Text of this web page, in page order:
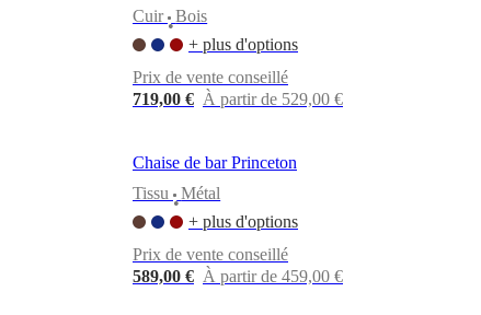
Cuir
•
Bois
+ plus d'options
Prix de vente conseillé
719,00 € À partir de 529,00 €
Chaise de bar Princeton
Tissu
•
Métal
+ plus d'options
Prix de vente conseillé
589,00 € À partir de 459,00 €